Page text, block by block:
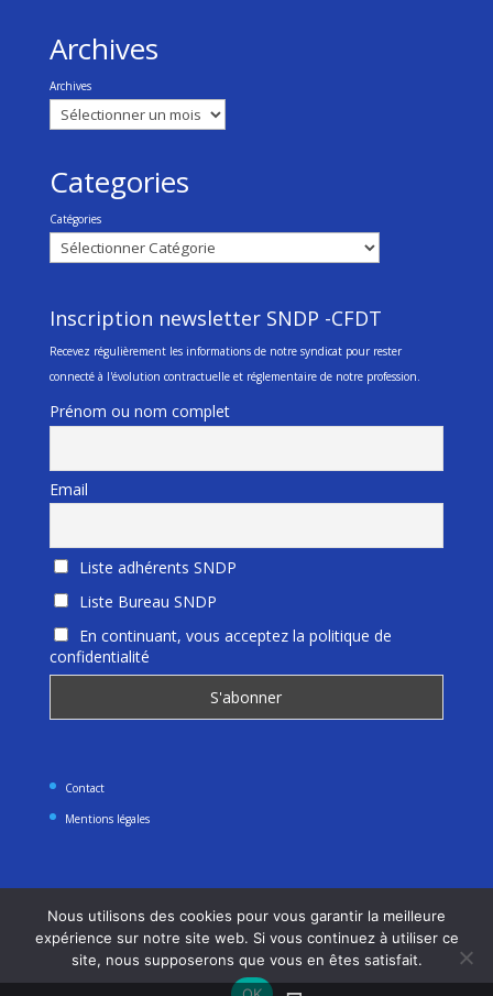
Archives
Archives
Categories
Catégories
Inscription newsletter SNDP -CFDT
Recevez régulièrement les informations de notre syndicat pour rester
connecté à l'évolution contractuelle et réglementaire de notre profession.
Prénom ou nom complet
Email
Liste adhérents SNDP
Liste Bureau SNDP
En continuant, vous acceptez la politique de
confidentialité
Contact
Mentions légales
Nous utilisons des cookies pour vous garantir la meilleure
expérience sur notre site web. Si vous continuez à utiliser ce
site, nous supposerons que vous en êtes satisfait.